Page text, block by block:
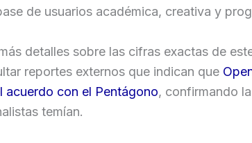
de usuarios académica, creativa y
detalles sobre las cifras exactas de
reportes externos que indican que
acuerdo con el Pentágono, confirmando
temían.